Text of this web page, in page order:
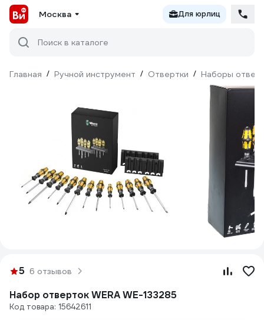
Москва Для юрлиц
Поиск в каталоге
Главная / Ручной инструмент / Отвертки / Наборы
5 6 отзывов
Набор отверток WERA WE-133285
Код товара: 15642611